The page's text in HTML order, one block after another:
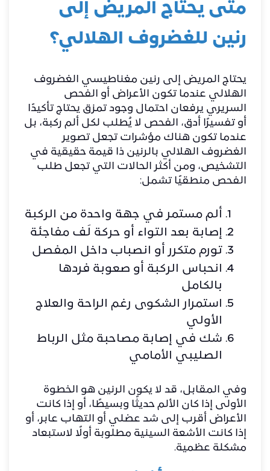
متى يحتاج المريض إلى
رنين للغضروف الهلالي؟
يحتاج المريض إلى رنين مغناطيسي الغضروف
الهلالي عندما تكون الأعراض أو الفحص
السريري يرفعان احتمال وجود تمزق يحتاج تأكيدًا
أو تفسيرًا أدق، الفحص لا يُطلب لكل ألم ركبة، بل
عندما تكون هناك مؤشرات تجعل تصوير
الغضروف الهلالي بالرنين ذا قيمة حقيقية في
التشخيص، ومن أكثر الحالات التي تجعل طلب
الفحص منطقيًا تشمل:
ألم مستمر في جهة واحدة من الركبة
إصابة بعد التواء أو حركة لَف مفاجئة
تورم متكرر أو انصباب داخل المفصل
انحباس الركبة أو صعوبة فردها
بالكامل
استمرار الشكوى رغم الراحة والعلاج
الأولي
شك في إصابة مصاحبة مثل الرباط
الصليبي الأمامي
وفي المقابل، قد لا يكون الرنين هو الخطوة
الأولى إذا كان الألم حديثًا وبسيطًا، أو إذا كانت
الأعراض أقرب إلى شد عضلي أو التهاب عابر، أو
إذا كانت الأشعة السينية مطلوبة أولًا لاستبعاد
مشكلة عظمية.